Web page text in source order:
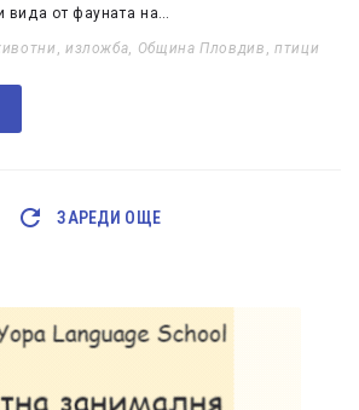
от фауната на…
изложба Община Пловдив птици
ЗАРЕДИ ОЩЕ